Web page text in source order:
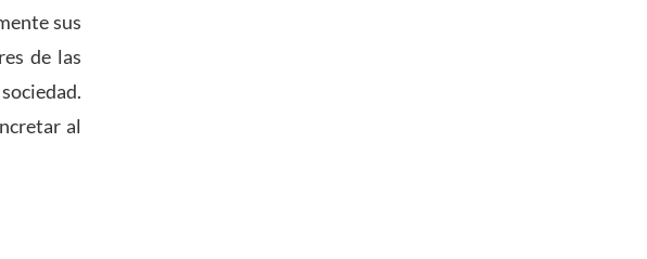
sus
de las
al